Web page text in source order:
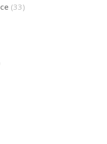
3333